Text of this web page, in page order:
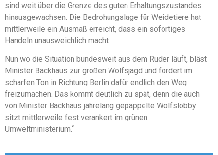
sind weit über die Grenze des guten Erhaltungszustandes
hinausgewachsen. Die Bedrohungslage für Weidetiere hat
mittlerweile ein Ausmaß erreicht, dass ein sofortiges
Handeln unausweichlich macht.
Nun wo die Situation bundesweit aus dem Ruder läuft, bläst
Minister Backhaus zur großen Wolfsjagd und fordert im
scharfen Ton in Richtung Berlin dafür endlich den Weg
freizumachen. Das kommt deutlich zu spät, denn die auch
von Minister Backhaus jahrelang gepäppelte Wolfslobby
sitzt mittlerweile fest verankert im grünen
Umweltministerium.“